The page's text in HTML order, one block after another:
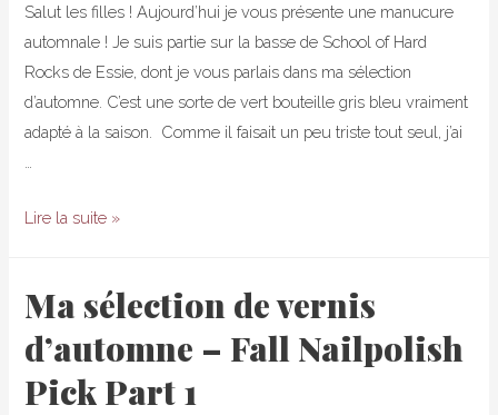
Salut les filles ! Aujourd’hui je vous présente une manucure
automnale ! Je suis partie sur la basse de School of Hard
Rocks de Essie, dont je vous parlais dans ma sélection
d’automne. C’est une sorte de vert bouteille gris bleu vraiment
adapté à la saison. Comme il faisait un peu triste tout seul, j’ai
Fleurs
Essie
School
of
Hard
Lire la suite »
Ma sélection de vernis
d’automne – Fall Nailpolish
Pick Part 1